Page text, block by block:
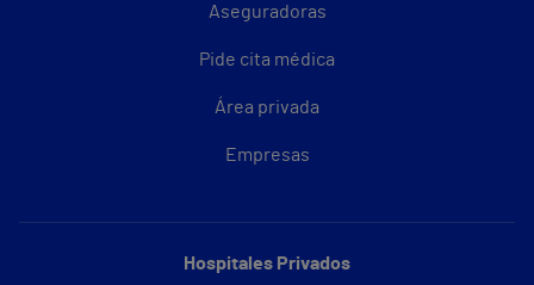
Aseguradoras
Pide cita médica
Área privada
Empresas
Hospitales Privados